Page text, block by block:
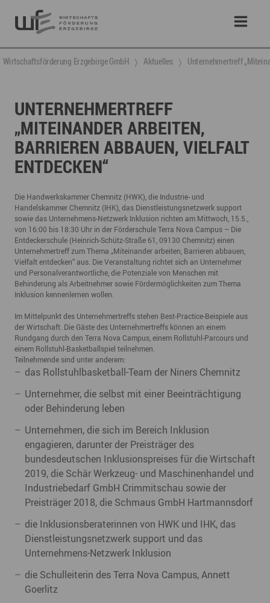
Wirtschaftsförderung Erzgebirge GmbH Aktuelles ​Unternehmertreff
​UNTERNEHMERTREFF
„MITEINANDER ARBEITEN,
BARRIEREN ABBAUEN, VIELFALT
ENTDECKEN“
Die Handwerkskammer Chemnitz (HWK), die Industrie- und
Handelskammer Chemnitz (IHK), das Dienstleistungsnetzwerk support
sowie das Unternehmens-Netzwerk Inklusion richten am Mittwoch, 15.5.,
von 16:00 bis 18:30 Uhr in der Förderschule Terra Nova Campus – Die
Entdeckerschule (Heinrich-Schütz-Straße 61, 09130 Chemnitz) einen
Unternehmertreff zum Thema „Miteinander arbeiten, Barrieren abbauen,
Vielfalt entdecken“ aus. Die Veranstaltung richtet sich an Unternehmer
und Personalverantwortliche, die Potenziale von Menschen mit
Behinderung als Arbeitnehmer sowie Fördermöglichkeiten zum Thema
Inklusion kennenlernen wollen.
Im Mittelpunkt des Unternehmertreffs stehen Best-Practice-Beispiele aus
der Wirtschaft. Die Gäste des Unternehmertreffs können an einem
Rundgang durch den Terra Nova Campus, einem Rollstuhl-Parcours und
einem Rollstuhl-Basketballspiel teilnehmen.
Teilnehmende sind unter anderem:
das Rollstuhlbasketball-Team der Niners Chemnitz
Unternehmer, die selbst mit einer Beeinträchtigung
oder Behinderung leben
Unternehmen, die sich im Bereich Inklusion
engagieren, darunter der Preisträger des
bundesdeutschen Inklusionspreises für die Wirtschaft
2019, die Schär Werkzeug- und Maschinenhandel und
Industriebedarf GmbH Crimmitschau sowie der
Preisträger 2018, die Schmaus GmbH Hartmannsdorf
die Inklusionsberaterinnen von HWK und IHK, das
Dienstleistungsnetzwerk support und das
Unternehmens-Netzwerk Inklusion
die Schulleiterin des Terra Nova Campus, Annett
Goerlitz